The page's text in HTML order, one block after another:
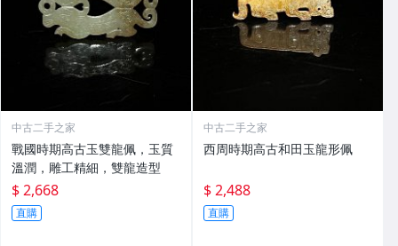
中古二手之家
戰國時期高古玉雙龍佩，玉質
溫潤，雕工精細，雙龍造型
$ 2,668
直購
中古二手之家
西周時期高古和田玉龍形佩
$ 2,488
直購